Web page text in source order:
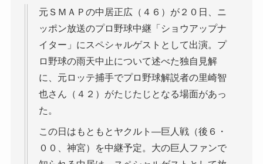
元ＳＭＡＰの中居正広（４６）が２０日、ニ
ッポン放送のプロ野球中継「ショウアップナ
イター」にスペシャルゲストとして出演。プ
ロ野球の雨天中止について述べた独自見解
に、元ロッテ捕手でプロ野球解説者の里崎智
也さん（４２）がたじたじとなる場面があっ
た。
この日はもともとヤクルト―巨人戦（後６・
００、神宮）を中継予定。大の巨人ファンで